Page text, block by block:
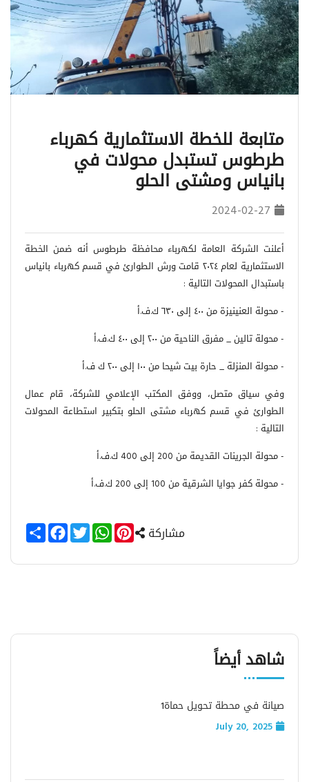
متابعة للخطة الاستثمارية كهرباء
طرطوس تستبدل محولات في
بانياس ومشتى الحلو
2024-02-27
أعلنت الشركة العامة لكهرباء محافظة طرطوس أنه ضمن الخطة
الاستثمارية لعام ٢٠٢٤ قامت ورش الطوارئ في قسم كهرباء بانياس
باستبدال المحولات التالية :
- محولة العنينيزة من ٤٠٠ إلى ٦٣٠ ك.ف.أ
- محولة تالين _ مفرق الناحية من ٢٠٠ إلى ٤٠٠ ك.ف.أ
- محولة المنزلة _ حارة بيت شيحا من ١٠٠ إلى ٢٠٠ ك ف.أ
وفي سياق متصل، ووفق المكتب الإعلامي للشركة، قام عمال
الطوارئ في قسم كهرباء مشتى الحلو بتكبير استطاعة المحولات
التالية :
- محولة الجرينات القديمة من 200 إلى 400 ك.ف.أ
- محولة كفر جوايا الشرقية من 100 إلى 200 ك.ف.أ
مشاركة Share
FacebookTwitter
WhatsAppPinterest
شاهد أيضاً
صيانة في محطة تحويل حماة1